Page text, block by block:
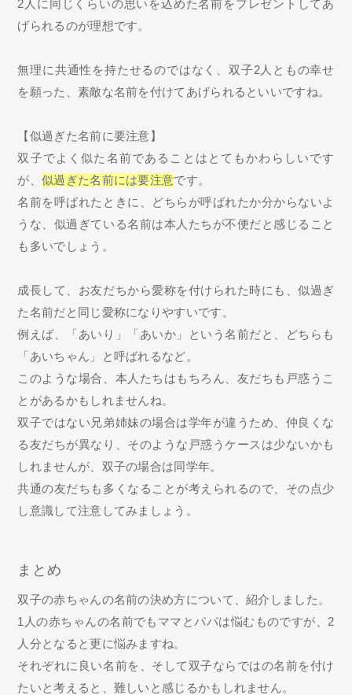
2人に同じくらいの思いを込めた名前をプレゼントしてあ
げられるのが理想です。
無理に共通性を持たせるのではなく、双子2人ともの幸せ
を願った、素敵な名前を付けてあげられるといいですね。
【似過ぎた名前に要注意】
双子でよく似た名前であることはとてもかわらしいです
が、似過ぎた名前には要注意です。
名前を呼ばれたときに、どちらが呼ばれたか分からないよ
うな、似過ぎている名前は本人たちが不便だと感じること
も多いでしょう。
成長して、お友だちから愛称を付けられた時にも、似過ぎ
た名前だと同じ愛称になりやすいです。
例えば、「あいり」「あいか」という名前だと、どちらも
「あいちゃん」と呼ばれるなど。
このような場合、本人たちはもちろん、友だちも戸惑うこ
とがあるかもしれませんね。
双子ではない兄弟姉妹の場合は学年が違うため、仲良くな
る友だちが異なり、そのような戸惑うケースは少ないかも
しれませんが、双子の場合は同学年。
共通の友だちも多くなることが考えられるので、その点少
し意識して注意してみましょう。
まとめ
双子の赤ちゃんの名前の決め方について、紹介しました。
1人の赤ちゃんの名前でもママとパパは悩むものですが、2
人分となると更に悩みますね。
それぞれに良い名前を、そして双子ならではの名前を付け
たいと考えると、難しいと感じるかもしれません。